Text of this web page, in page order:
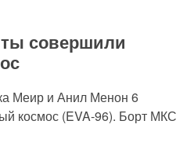
совершили
Меир и Анил Менон 6
космос (EVA-96). Борт МКС